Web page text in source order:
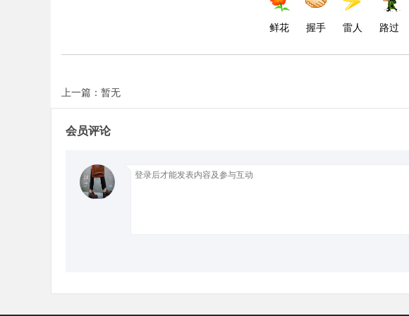
鲜花 握手 雷人 路过
上一篇：暂无
会员评论